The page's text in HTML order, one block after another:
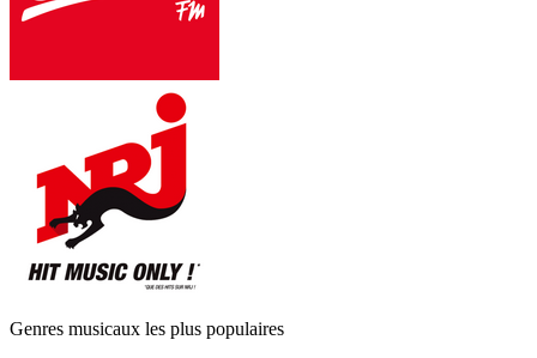
Genres musicaux les plus populaires